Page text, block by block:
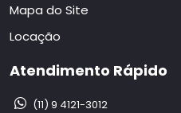
Mapa do Site
Locação
Atendimento Rápido
(11) 9 4121-3012